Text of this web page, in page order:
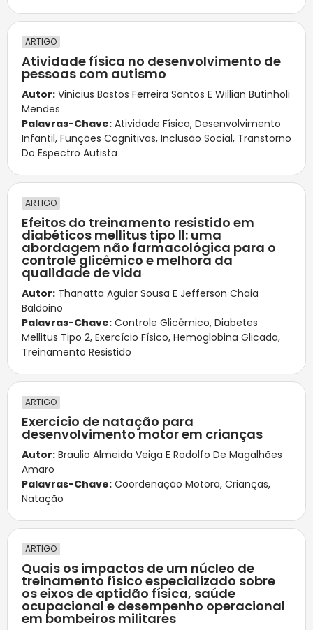
ARTIGO
Atividade física no desenvolvimento de
pessoas com autismo
Autor: Vinicius Bastos Ferreira Santos E Willian Butinholi
Mendes
Palavras-Chave: Atividade Física, Desenvolvimento
Infantil, Funções Cognitivas, Inclusão Social, Transtorno
Do Espectro Autista
ARTIGO
Efeitos do treinamento resistido em
diabéticos mellitus tipo ll: uma
abordagem não farmacológica para o
controle glicêmico e melhora da
qualidade de vida
Autor: Thanatta Aguiar Sousa E Jefferson Chaia
Baldoino
Palavras-Chave: Controle Glicêmico, Diabetes
Mellitus Tipo 2, Exercício Físico, Hemoglobina Glicada,
Treinamento Resistido
ARTIGO
Exercício de natação para
desenvolvimento motor em crianças
Autor: Braulio Almeida Veiga E Rodolfo De Magalhães
Amaro
Palavras-Chave: Coordenação Motora, Crianças,
Natação
ARTIGO
Quais os impactos de um núcleo de
treinamento físico especializado sobre
os eixos de aptidão física, saúde
ocupacional e desempenho operacional
em bombeiros militares